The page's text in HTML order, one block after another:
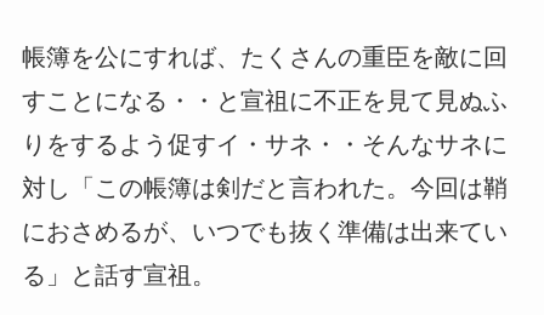
帳簿を公にすれば、たくさんの重臣を敵に回
すことになる・・と宣祖に不正を見て見ぬふ
りをするよう促すイ・サネ・・そんなサネに
対し「この帳簿は剣だと言われた。今回は鞘
におさめるが、いつでも抜く準備は出来てい
る」と話す宣祖。